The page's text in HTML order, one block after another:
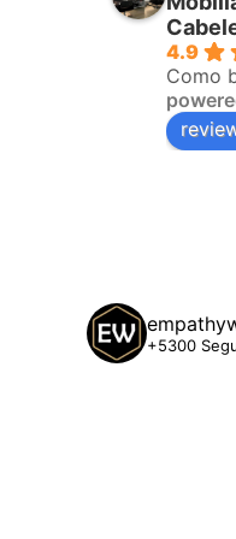
4.9
Como
todos da
vez que
+5300